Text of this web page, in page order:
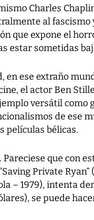
Charles
al fascismo
que expone el
estar sometidas
en ese extraño
el actor Ben
versátil como
de ese
películas bélicas.
que con
Private Ryan”
– 1979), intenta
se puede